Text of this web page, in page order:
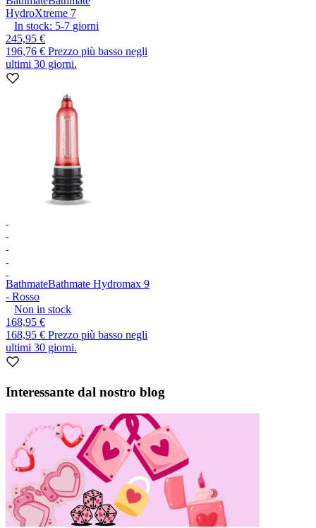
HydroXtreme 7
In stock: 5-7 giorni
245,95 €
196,76 € Prezzo più basso negli
ultimi 30 giorni.
BathmateBathmate Hydromax 9
- Rosso
Non in stock
168,95 €
168,95 € Prezzo più basso negli
ultimi 30 giorni.
Interessante dal nostro blog